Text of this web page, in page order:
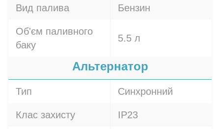
Вид палива Бензин
Об'єм паливного
баку
5.5 л
Альтернатор
Тип Синхронний
Клас захисту IP23